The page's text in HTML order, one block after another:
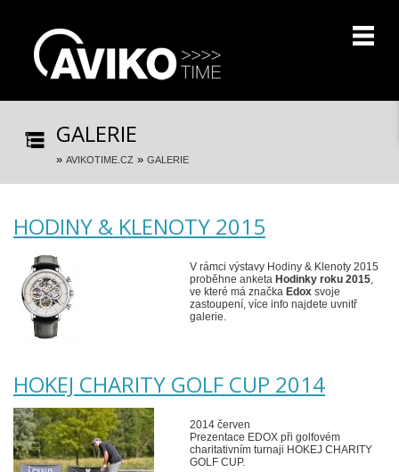
GALERIE
» AVIKOTIME.CZ » GALERIE
HODINY & KLENOTY 2015
V rámci výstavy Hodiny & Klenoty 2015
proběhne anketa Hodinky roku 2015,
ve které má značka Edox svoje
zastoupení, více info najdete uvnitř
galerie.
HOKEJ CHARITY GOLF CUP 2014
2014 červen
Prezentace EDOX při golfovém
charitativním turnaji HOKEJ CHARITY
GOLF CUP.